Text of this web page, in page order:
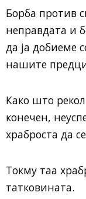
Борба против
неправдата и
да ја добиеме
нашите предци
Како што
конечен,
храброста да
Токму таа
татковината.